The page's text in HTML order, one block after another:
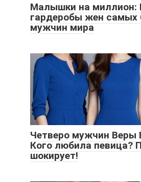
Малышки на миллион:
гардеробы жен самых
мужчин мира
Четверо мужчин Веры
Кого любила певица?
шокирует!